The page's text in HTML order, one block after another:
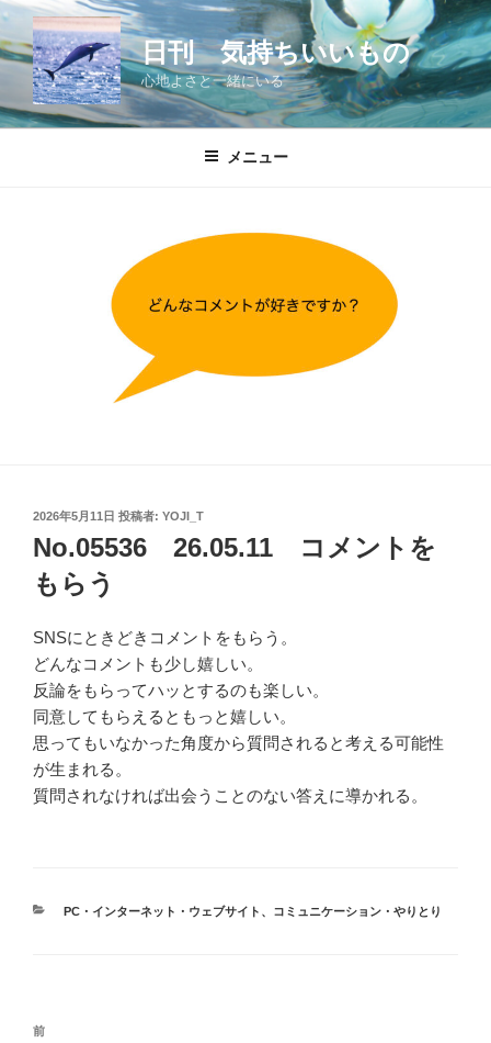
コ
ン
テ
ツ
日刊 気持ちいいもの
心地よさと一緒にいる
メニュー
投
稿
日:
2026年5月11日 投稿者: YOJI_T
No.05536 26.05.11 コメントを
もらう
SNSにときどきコメントをもらう。
どんなコメントも少し嬉しい。
反論をもらってハッとするのも楽しい。
同意してもらえるともっと嬉しい。
思ってもいなかった角度から質問されると考える可能性
が生まれる。
質問されなければ出会うことのない答えに導かれる。
カ
PC・インターネット・ウェブサイト 、 コミュニケーション・やりとり
投
前
前